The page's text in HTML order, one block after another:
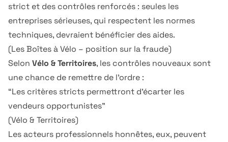
strict et des contrôles renforcés : seules les
entreprises sérieuses, qui respectent les normes
techniques, devraient bénéficier des aides.
(Les Boîtes à Vélo – position sur la fraude)
Selon Vélo & Territoires, les contrôles nouveaux sont
une chance de remettre de l’ordre :
“Les critères stricts permettront d’écarter les
vendeurs opportunistes”
(Vélo & Territoires)
Les acteurs professionnels honnêtes, eux, peuvent